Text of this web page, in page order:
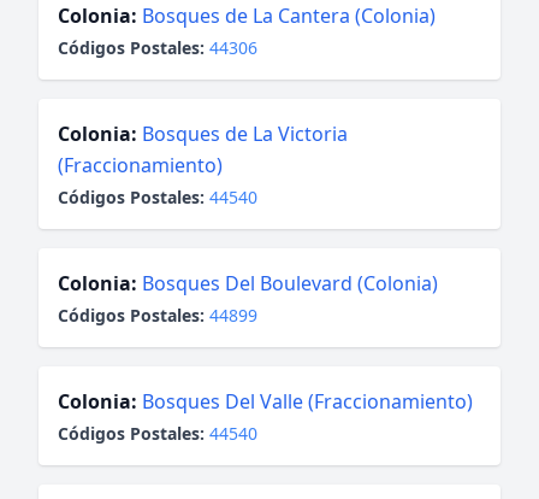
Colonia: Bosques de La Cantera (Colonia)
Códigos Postales: 44306
Colonia: Bosques de La Victoria
(Fraccionamiento)
Códigos Postales: 44540
Colonia: Bosques Del Boulevard (Colonia)
Códigos Postales: 44899
Colonia: Bosques Del Valle (Fraccionamiento)
Códigos Postales: 44540